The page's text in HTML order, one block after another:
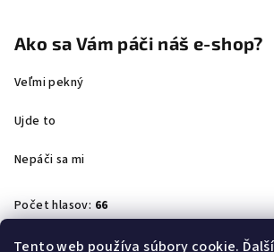
Tento web používa súbory cookie.
Ako sa Vám páči náš e-shop?
Veľmi pekný
Ujde to
Nepáči sa mi
Počet hlasov: 66